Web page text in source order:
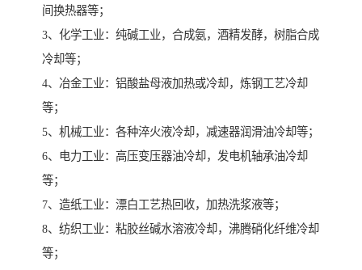
间换热器等；
3、化学工业：纯碱工业，合成氨，酒精发酵，树脂合成
冷却等；
4、冶金工业：铝酸盐母液加热或冷却，炼钢工艺冷却
等；
5、机械工业：各种淬火液冷却，减速器润滑油冷却等；
6、电力工业：高压变压器油冷却，发电机轴承油冷却
等；
7、造纸工业：漂白工艺热回收，加热洗浆液等；
8、纺织工业：粘胶丝碱水溶液冷却，沸腾硝化纤维冷却
等；